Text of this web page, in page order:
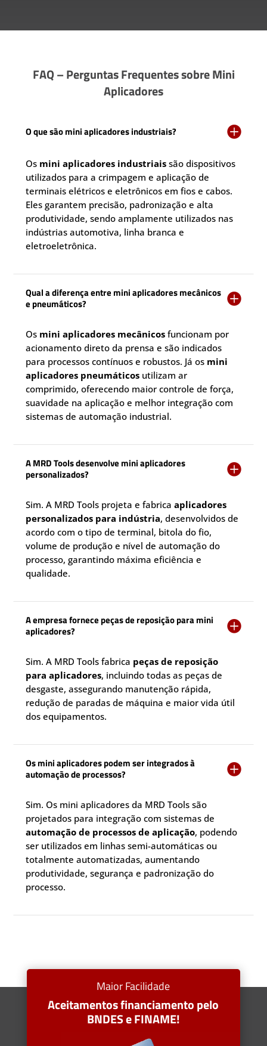
FAQ – Perguntas Frequentes sobre Mini
Aplicadores
O que são mini aplicadores industriais? 
Os mini aplicadores industriais são dispositivos
utilizados para a crimpagem e aplicação de
terminais elétricos e eletrônicos em fios e cabos.
Eles garantem precisão, padronização e alta
produtividade, sendo amplamente utilizados nas
indústrias automotiva, linha branca e
eletroeletrônica.
Qual a diferença entre mini aplicadores mecânicos
e pneumáticos?

Os mini aplicadores mecânicos funcionam por
acionamento direto da prensa e são indicados
para processos contínuos e robustos. Já os mini
aplicadores pneumáticos utilizam ar
comprimido, oferecendo maior controle de força,
suavidade na aplicação e melhor integração com
sistemas de automação industrial.
A MRD Tools desenvolve mini aplicadores
personalizados?

Sim. A MRD Tools projeta e fabricaaplicadores
personalizados para indústria, desenvolvidos de
acordo com o tipo de terminal, bitola do fio,
volume de produção e nível de automação do
processo, garantindo máxima eficiência e
qualidade.
A empresa fornece peças de reposição para mini
aplicadores?

Sim. A MRD Tools fabrica peças de reposição
para aplicadores, incluindo todas as peças de
desgaste, assegurando manutenção rápida,
redução de paradas de máquina e maior vida útil
dos equipamentos.
Os mini aplicadores podem ser integrados à
automação de processos?

Sim. Os mini aplicadores da MRD Tools são
projetados para integração com sistemas de
automação de processos de aplicação, podendo
ser utilizados em linhas semi-automáticas ou
totalmente automatizadas, aumentando
produtividade, segurança e padronização do
processo.
Maior Facilidade
Aceitamentos financiamento pelo
BNDES e FINAME!